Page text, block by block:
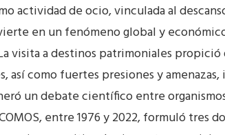
actividad de ocio, vinculada al
en un fenómeno global y
visita a destinos patrimoniales
así como fuertes presiones y
un debate científico entre
entre 1976 y 2022, formuló tres